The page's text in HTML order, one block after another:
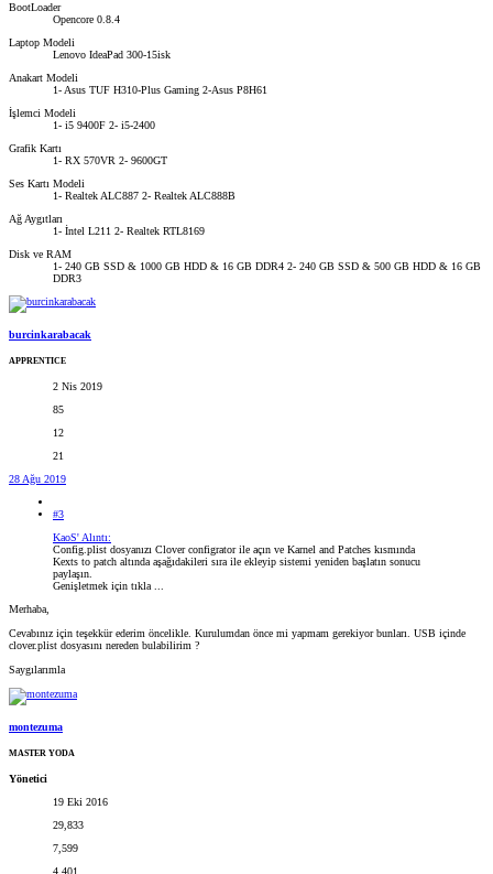
BootLoader
Opencore 0.8.4
Laptop Modeli
Lenovo IdeaPad 300-15isk
Anakart Modeli
1- Asus TUF H310-Plus Gaming 2-Asus P8H61
İşlemci Modeli
1- i5 9400F 2- i5-2400
Grafik Kartı
1- RX 570VR 2- 9600GT
Ses Kartı Modeli
1- Realtek ALC887 2- Realtek ALC888B
Ağ Aygıtları
1- İntel L211 2- Realtek RTL8169
Disk ve RAM
1- 240 GB SSD & 1000 GB HDD & 16 GB DDR4 2- 240 GB SSD & 500 GB HDD & 16 GB
DDR3
burcinkarabacak
APPRENTICE
2 Nis 2019
85
12
21
28 Ağu 2019
#3
KaoS' Alıntı:
Config.plist dosyanızı Clover configrator ile açın ve Karnel and Patches kısmında
Kexts to patch altında aşağıdakileri sıra ile ekleyip sistemi yeniden başlatın sonucu
paylaşın.
Genişletmek için tıkla ...
Merhaba,
Cevabınız için teşekkür ederim öncelikle. Kurulumdan önce mi yapmam gerekiyor bunları. USB içinde
clover.plist dosyasını nereden bulabilirim ?
Saygılarımla
montezuma
MASTER YODA
Yönetici
19 Eki 2016
29,833
7,599